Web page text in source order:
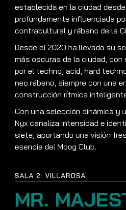
establecida en la ciudad
profundamente influenciada
contracultural y rábano de la
Desde el 2020 ha llevado su
más oscuras de la ciudad, con
por el techno, acid, hard
neo rábano, siempre con una
construcción rítmica
Con una selección dinámica y
Nyx canaliza intensidad e
siete, aportando una visión
esencia del Moog Club.
SALA 2: VILLAROSA
MR.